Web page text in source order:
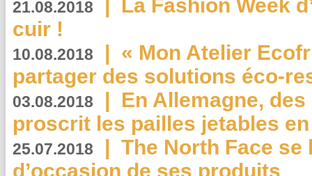
21.08.2018 | La Fashion Week
cuir !
10.08.2018 | « Mon Atelier
partager des solutions éco-
03.08.2018 | En Allemagne,
proscrit les pailles jetables
25.07.2018 | The North Face se
d’occasion de ses produits